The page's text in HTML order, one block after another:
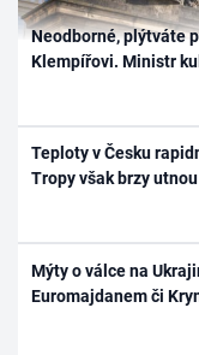
Neodborné, plýtváte
Klempířovi. Ministr
Teploty v Česku
Tropy však brzy
Mýty o válce na
Euromajdanem či